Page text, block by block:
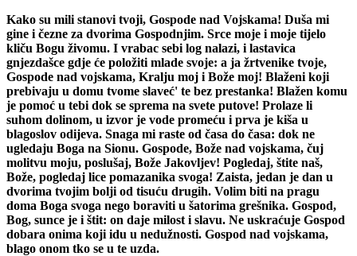
Kako su mili stanovi tvoji, Gospode nad Vojskama! Duša mi
gine i čezne za dvorima Gospodnjim. Srce moje i moje tijelo
kliču Bogu živomu. I vrabac sebi log nalazi, i lastavica
gnjezdašce gdje će položiti mlade svoje: a ja žrtvenike tvoje,
Gospode nad vojskama, Kralju moj i Bože moj! Blaženi koji
prebivaju u domu tvome slaveć' te bez prestanka! Blažen komu
je pomoć u tebi dok se sprema na svete putove! Prolaze li
suhom dolinom, u izvor je vode promeću i prva je kiša u
blagoslov odijeva. Snaga mi raste od časa do časa: dok ne
ugledaju Boga na Sionu. Gospode, Bože nad vojskama, čuj
molitvu moju, poslušaj, Bože Jakovljev! Pogledaj, štite naš,
Bože, pogledaj lice pomazanika svoga! Zaista, jedan je dan u
dvorima tvojim bolji od tisuću drugih. Volim biti na pragu
doma Boga svoga nego boraviti u šatorima grešnika. Gospod,
Bog, sunce je i štit: on daje milost i slavu. Ne uskraćuje Gospod
dobara onima koji idu u nedužnosti. Gospod nad vojskama,
blago onom tko se u te uzda.